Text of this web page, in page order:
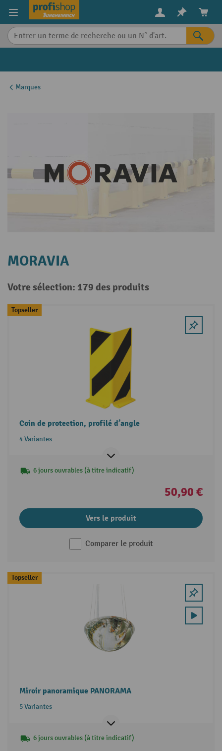
content
Marques
MORAVIA
Votre sélection: 179 des produits
Topseller
Coin de protection, profilé d’angle
4 Variantes
6 jours ouvrables (à titre indicatif)
50,90 €
Vers le produit
Comparer le produit
Topseller
Miroir panoramique PANORAMA
5 Variantes
6 jours ouvrables (à titre indicatif)